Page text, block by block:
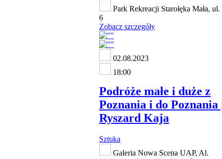
Park Rekreacji Starołęka Mała,
6
Zobacz szczegóły
02.08.2023
18:00
Podróże małe i duże z
Poznania i do Poznania
Ryszard Kaja
Sztuka
Galeria Nowa Scena UAP, Al.